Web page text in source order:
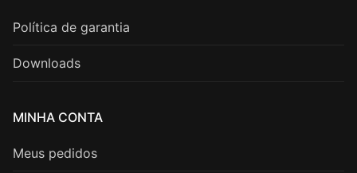
Política de garantia
Downloads
MINHA CONTA
Meus pedidos